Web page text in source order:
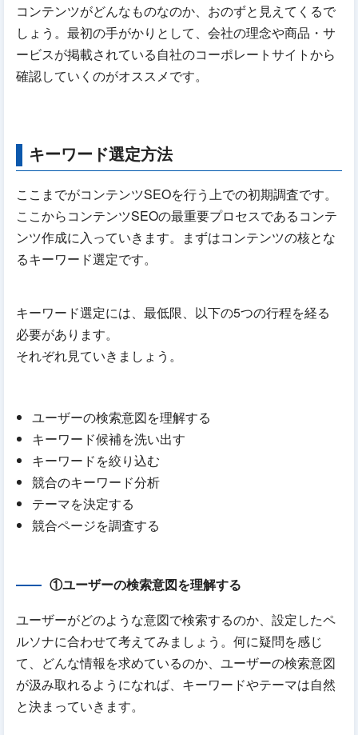
コンテンツがどんなものなのか、おのずと見えてくるで
しょう。最初の手がかりとして、会社の理念や商品・サ
ービスが掲載されている自社のコーポレートサイトから
確認していくのがオススメです。
キーワード選定方法
ここまでがコンテンツSEOを行う上での初期調査です。
ここからコンテンツSEOの最重要プロセスであるコンテ
ンツ作成に入っていきます。まずはコンテンツの核とな
るキーワード選定です。
キーワード選定には、最低限、以下の5つの行程を経る
必要があります。
それぞれ見ていきましょう。
ユーザーの検索意図を理解する
キーワード候補を洗い出す
キーワードを絞り込む
競合のキーワード分析
テーマを決定する
競合ページを調査する
①ユーザーの検索意図を理解する
ユーザーがどのような意図で検索するのか、設定したペ
ルソナに合わせて考えてみましょう。何に疑問を感じ
て、どんな情報を求めているのか、ユーザーの検索意図
が汲み取れるようになれば、キーワードやテーマは自然
と決まっていきます。